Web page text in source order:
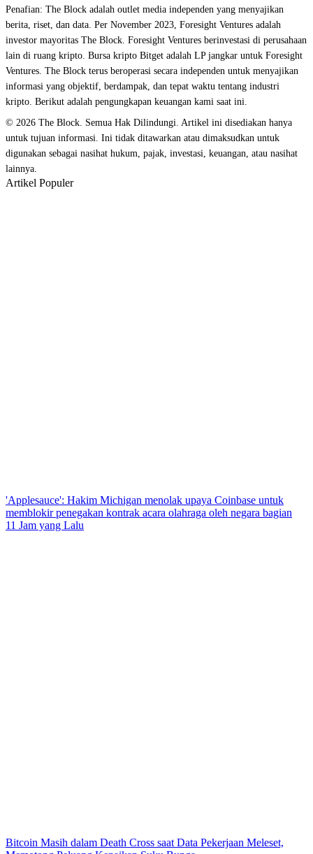
Penafian: The Block adalah outlet media independen yang menyajikan
berita, riset, dan data. Per November 2023, Foresight Ventures adalah
investor mayoritas The Block. Foresight Ventures berinvestasi di perusahaan
lain di ruang kripto. Bursa kripto Bitget adalah LP jangkar untuk Foresight
Ventures. The Block terus beroperasi secara independen untuk menyajikan
informasi yang objektif, berdampak, dan tepat waktu tentang industri
kripto. Berikut adalah pengungkapan keuangan kami saat ini.
© 2026 The Block. Semua Hak Dilindungi. Artikel ini disediakan hanya
untuk tujuan informasi. Ini tidak ditawarkan atau dimaksudkan untuk
digunakan sebagai nasihat hukum, pajak, investasi, keuangan, atau nasihat
lainnya.
Artikel Populer
'Applesauce': Hakim Michigan menolak upaya Coinbase untuk
memblokir penegakan kontrak acara olahraga oleh negara bagian
11 Jam yang Lalu
Bitcoin Masih dalam Death Cross saat Data Pekerjaan Meleset,